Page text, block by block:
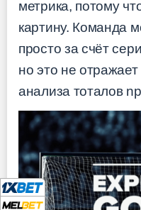
метрика, потому
картину. Команда
просто за счёт
но это не
анализа тоталов